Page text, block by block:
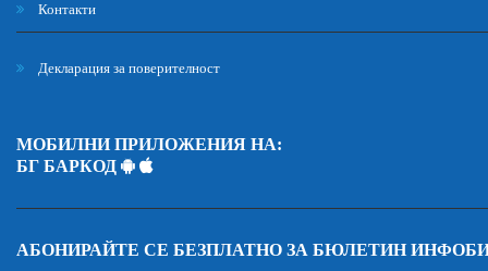
Контакти
Декларация за поверителност
МОБИЛНИ ПРИЛОЖЕНИЯ НА:
БГ БАРКОД
АБОНИРАЙТЕ СЕ БЕЗПЛАТНО ЗА БЮЛЕТИН